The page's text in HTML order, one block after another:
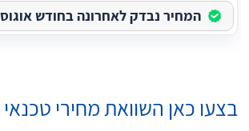
המחיר נבדק לאחרונה בחודש אוגוסט
בצעו כאן השוואת מחירי